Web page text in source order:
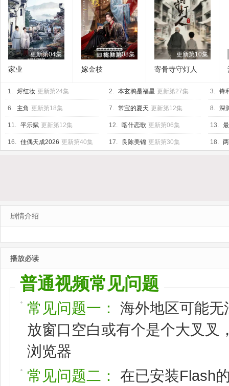
更新第04集
家业
更新第08集
嫁金枝
更新第10集
寄骨寺守灯人
1. 烬红妆 更新第24集 2. 本玄鸦是福星 更新第27集 3. 锋
6. 主角 更新第18集 7. 常宝的夏天 更新第12集 8. 深
11. 平乐赋 更新第12集 12. 喀什恋歌 更新第06集 13.
16. 佳偶天成2026 更新第40集 17. 良陈美锦 更新第30集 18.
剧情介绍
播放必读
普通视频常见问题
常见问题一：
海外地区可能
放窗口空白或有个是个大叉叉
浏览器
常见问题二：
在已安装Flash